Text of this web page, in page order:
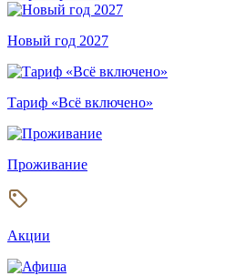
Новый год 2027
Тариф «Всё включено»
Проживание
Акции